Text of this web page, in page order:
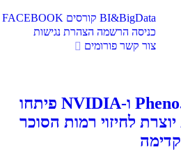
BI&BigData קורסים FACEBOOK
כניסה הרשמה הצהרת נגישות
צור קשר פורומים
חוקרי מכון ויצמן, Pheno.AI ו-NVIDIA פיתחו
לחיזוי רמות הסוכר